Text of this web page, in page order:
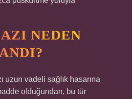
NEDEN
uzun vadeli sağlık hasarına
olduğundan, bu tür